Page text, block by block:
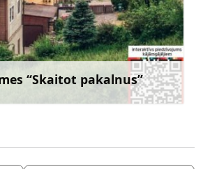
“Skaitot pakalnus”
Uzzināt vairāk